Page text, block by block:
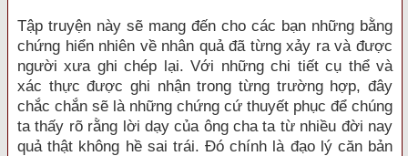
Tập truyện này sẽ mang đến cho các bạn những bằng
chứng hiển nhiên về nhân quả đã từng xảy ra và được
người xưa ghi chép lại. Với những chi tiết cụ thể và
xác thực được ghi nhận trong từng trường hợp, đây
chắc chắn sẽ là những chứng cứ thuyết phục để chúng
ta thấy rõ rằng lời dạy của ông cha ta từ nhiều đời nay
quả thật không hề sai trái. Đó chính là đạo lý căn bản